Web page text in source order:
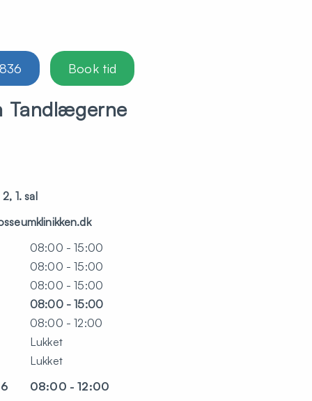
Book tid
Tandlægerne
1. sal
08:00 - 15:00
08:00 - 15:00
08:00 - 15:00
08:00 - 15:00
08:00 - 12:00
Lukket
Lukket
08:00 - 12:00